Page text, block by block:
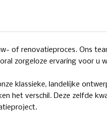
of renovatieproces. Ons
zorgeloze ervaring voor u
klassieke, landelijke
het verschil. Deze zelfde